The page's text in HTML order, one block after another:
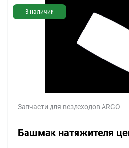
В наличии
Запчасти для вездеходов ARGO
Башмак натяжителя